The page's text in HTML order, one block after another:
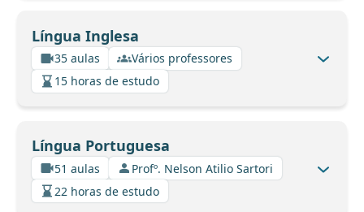
Língua Inglesa
35 aulas
Vários professores
15 horas de estudo
Língua Portuguesa
51 aulas
Profº. Nelson Atilio Sartori
22 horas de estudo